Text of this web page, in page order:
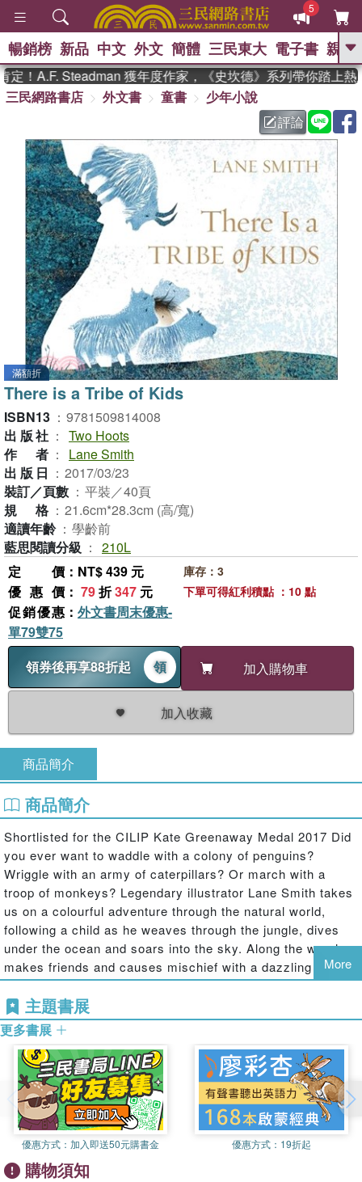
5
GO
熱搜： 東野圭吾 、
父親節 、 如果歷
暑期推薦 、 國際布克
獎 臺灣漫遊錄
台灣的李
登輝時代
、 數學女孩：黎曼猜想 、
偉大的迷走神經
暢銷榜 新品 中文 外文 簡體 三民東大 電子書 親子
！A.F. Steadman 獲年度作家，《史坎德》系列帶你踏上熱血
三民網路書店
外文書 童書
少年小說
評論
滿額折
There is a Tribe of Kids
ISBN13 ： 9781509814008
出版社 ： Two Hoots
作者 ：
Lane Smith
出版日 ： 2017/03/23
裝訂／頁數 ： 平裝／40頁
規格 ： 21.6cm*28.3cm (高/寬)
適讀年齡 ： 學齡前
藍思閱讀分級 ： 210L
定價 ：NT$ 439 元
優惠價 ： 79折347 元
促銷優惠 ： 外文書周末優惠-
單79雙75
領券後再享88折起
領 加入購物車
加入收藏
庫存：3
下單可得紅利積點 ：10 點
商品簡介
商品簡介
Shortlisted for the CILIP Kate Greenaway Medal 2017 Did
you ever want to waddle with a colony of penguins?
Wriggle with an army of caterpillars? Or march with a
troop of monkeys? Legendary illustrator Lane Smith takes
us on a colourful adventure through the natural world,
following a child as he weaves through the jungle, dives
under the ocean and soars into the sky. Along the way he
makes friends and causes mischief with a dazzling array
of creatures both large and small - but can he find his own
kind? Full of warmth and humour, There Is a Tribe of Kids
is a sumptuously detailed portrayal of wild childhood to be
pored over for hours on end. A witty and playful
exploration of curiosity, discovery and what it means to
belong, ideal for sharing with children of all ages.
Sprinkled with beautiful gold flecks and specially designed
peek-through flaps at the front and back.
More
主題書展
更多書展
優惠方式： 加入即送50元購書金 優惠方式： 19折起
購物須知